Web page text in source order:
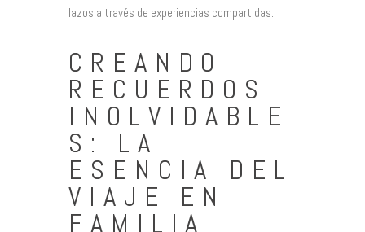
lazos a través de experiencias compartidas.
CREANDO
RECUERDOS
INOLVIDABLE
S: LA
ESENCIA DEL
VIAJE EN
FAMILIA